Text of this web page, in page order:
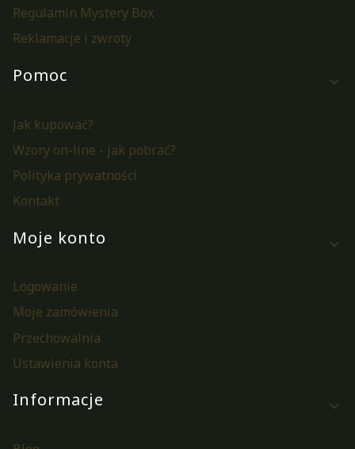
Regulamin Mystery Box
Reklamacje i zwroty
Pomoc
Jak kupować?
Wzory on-line - jak pobrać?
Polityka prywatności
Kontakt
Moje konto
Logowanie
Moje zamówienia
Przechowalnia
Ustawienia konta
Informacje